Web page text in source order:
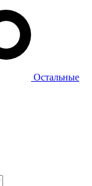
Остальные